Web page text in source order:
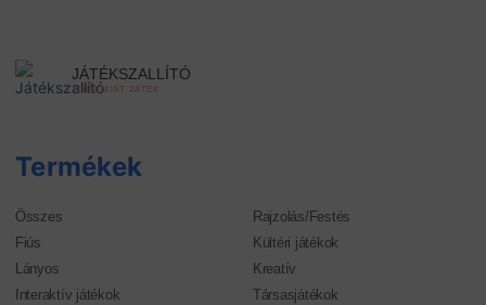
JÁTÉKSZALLÍTÓ
TÖBB MINT JÁTÉK
Termékek
Összes
Fiús
Lányos
Interaktív játékok
Rajzolás/Festés
Kültéri játékok
Kreatív
Társasjátékok